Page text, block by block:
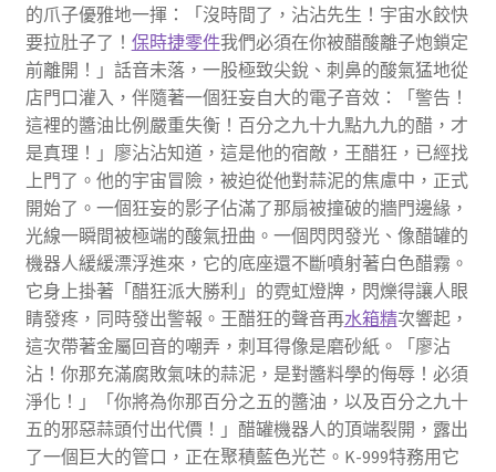
的爪子優雅地一揮：「沒時間了，沾沾先生！宇宙水餃快
要拉肚子了！ 保時捷零件我們必須在你被醋酸離子炮鎖定
前離開！」話音未落，一股極致尖銳、刺鼻的酸氣猛地從
店門口灌入，伴隨著一個狂妄自大的電子音效：「警告！
這裡的醬油比例嚴重失衡！百分之九十九點九九的醋，才
是真理！」廖沾沾知道，這是他的宿敵，王醋狂，已經找
上門了。他的宇宙冒險，被迫從他對蒜泥的焦慮中，正式
開始了。一個狂妄的影子佔滿了那扇被撞破的牆門邊緣，
光線一瞬間被極端的酸氣扭曲。一個閃閃發光、像醋罐的
機器人緩緩漂浮進來，它的底座還不斷噴射著白色醋霧。
它身上掛著「醋狂派大勝利」的霓虹燈牌，閃爍得讓人眼
睛發疼，同時發出警報。王醋狂的聲音再水箱精次響起，
這次帶著金屬回音的嘲弄，刺耳得像是磨砂紙。「廖沾
沾！你那充滿腐敗氣味的蒜泥，是對醬料學的侮辱！必須
淨化！」「你將為你那百分之五的醬油，以及百分之九十
五的邪惡蒜頭付出代價！」醋罐機器人的頂端裂開，露出
了一個巨大的管口，正在聚積藍色光芒。K-999特務用它